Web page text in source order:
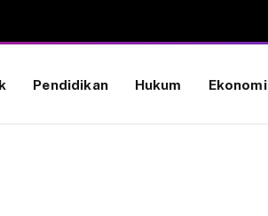
Pendidikan Hukum Ekonomi